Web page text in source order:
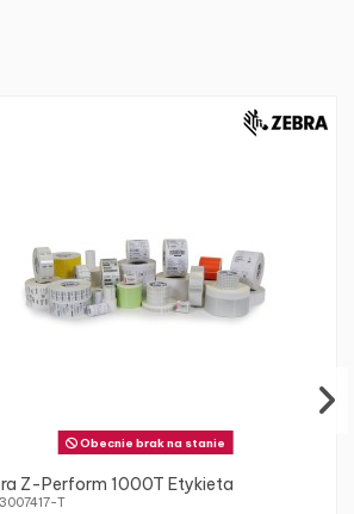
Obecnie brak na stanie
Z-Perform 1000T Etykieta
T